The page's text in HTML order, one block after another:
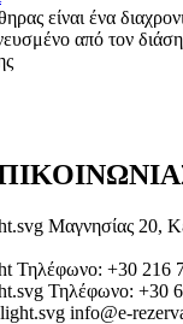
είναι ένα
από τον
Μαγνησίας 20,
Τηλέφωνο: +30 216
Τηλέφωνο: +30
info@e-